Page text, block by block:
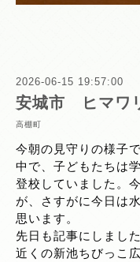
2026-06-15 19:57:00
安城市 ヒマワ
高棚町
今朝の見守りの様子
中で、子どもたちは
登校していました。
が、さすがに今日は
思います。
先日も記事にしまし
近くの新池ちびっこ